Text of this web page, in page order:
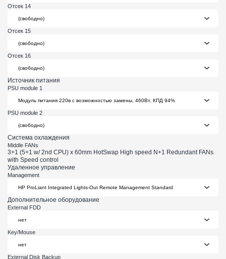
Отсек 14
Отсек 15
Отсек 16
Источник питания
PSU module 1
PSU module 2
Система охлаждения
Middle FANs
3+1 (5+1 w/ 2nd CPU) x 60mm HotSwap High speed N+1 Redundant FANs
with Speed control
Удаленное управление
Management
Дополнительное оборудование
External FDD
Key/Mouse
External Disk Backup